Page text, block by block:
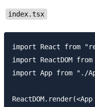
index.tsx
import React from
import ReactDOM
import App from "./